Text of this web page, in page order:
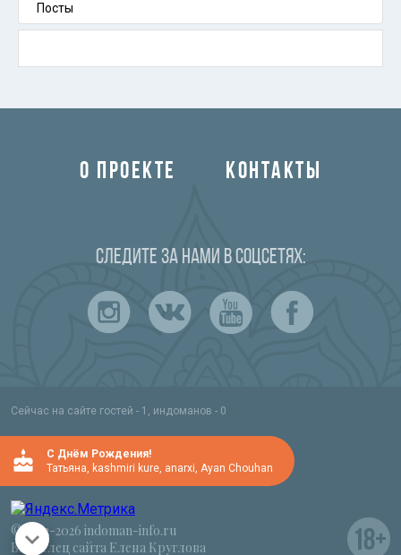
Посты
О ПРОЕКТЕ КОНТАКТЫ
Следите за нами в соцсетях:
Сейчас на сайте гостей - 1, индоманов - 0
C Днём Рождения!
Татьяна, kashmiri kure, anarxi, Ayan Chouhan
© 2012-2026 indoman-info.ru
Владелец сайта Елена Круглова